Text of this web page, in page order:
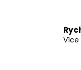
Více